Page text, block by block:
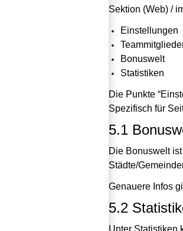
Sektion (Web) /
Einstellungen
Bonuswelt
Statistiken
Die Punkte
Spezifisch für
5.1
Die Bonuswelt
Städte/
Genauere Infos
5.2
Unter Statistiken